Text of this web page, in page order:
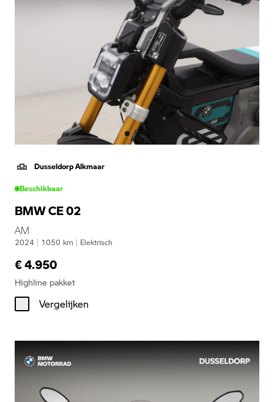
Dusseldorp Alkmaar
Beschikbaar
BMW CE 02
AM
2024 | 1050 km | Elektrisch
€ 4.950
Highline pakket
Vergelijken